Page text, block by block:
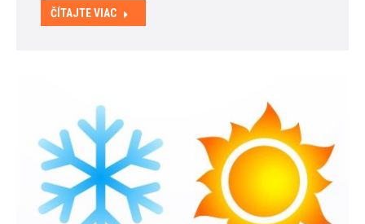
ČÍTAJTE VIAC